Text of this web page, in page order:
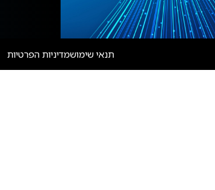
תנאי שימושמדיניות הפרטיות